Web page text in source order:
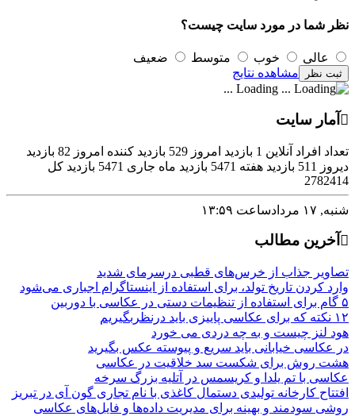
نظر شما در مورد سایت چیست؟
عالی خوب متوسط
ضعیف
مشاهده نتایج
آمار سایت
تعداد افراد آنلاین 1 بازدید امروز 529 بازدید کننده امروز 82 بازدید
دیروز
511 بازدید هفته 5471 بازدید ماه جاری 5471 بازدید کل
2782414
شنبه, ۱۷ مرداد ساعت ۱۳:۵۹
آخرین مطالب
تصاویر جذاب از خرس‌های قطبی درسرمای شدید
وارد کردن تاریخ تولد، برای استفاده از اینستاگرام اجباری می‌شود
۵ گام برای استفاده از تنظیمات دستی در عکاسی با دوربین
۱۲ نکته که برای عکاسی پاییزی باید درنظربگیریم
هود لنز چیست و به چه دردی می خورد
در عکاسی خیابانی باید سریع و پیوسته عکس بگیرید
هشت روش برای شکست سد خلاقیت در عکاسی
عکاسی با تم یلدا و کریسمس در آتلیه بزرگ سرخه
افتتاح کارخانه تولیدی دستمال کاغذی با نام تجاری گون آی در تبریز
روشی سودمند و بهینه برای مدیریت داده‌ها و فایل‌های عکاسی